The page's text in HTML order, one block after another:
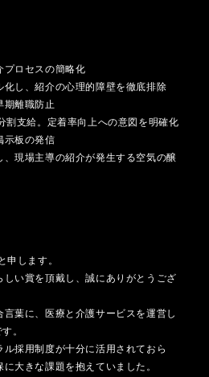
プロセスの簡略化
化し、紹介の心理的障壁を徹底排除
期離職防止
割支給。定着率向上への意図を明確化
示板の発信
、現場主導の紹介が発生する空気の醸
申します。
しい賞を頂戴し、誠にありがとうござ
葉に、医療と介護サービスを運営し
。
採用制度が十分に活用されておら
大きな課題を抱えていました。